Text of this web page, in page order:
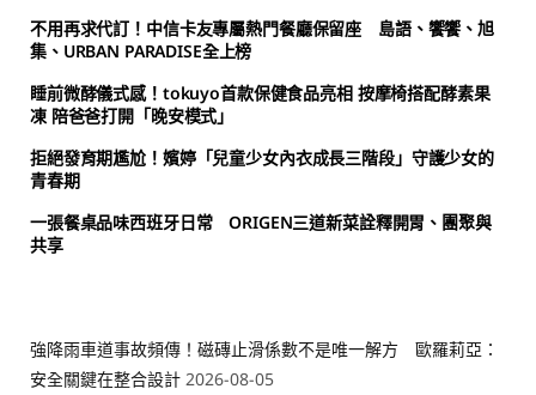
不用再求代訂！中信卡友專屬熱門餐廳保留座 島語、饗饗、旭
集、URBAN PARADISE全上榜
睡前微酵儀式感！tokuyo首款保健食品亮相 按摩椅搭配酵素果
凍 陪爸爸打開「晚安模式」
拒絕發育期尷尬！嬪婷「兒童少女內衣成長三階段」守護少女的
青春期
一張餐桌品味西班牙日常 ORIGEN三道新菜詮釋開胃、團聚與
共享
強降雨車道事故頻傳！磁磚止滑係數不是唯一解方 歐羅莉亞：
安全關鍵在整合設計 2026-08-05